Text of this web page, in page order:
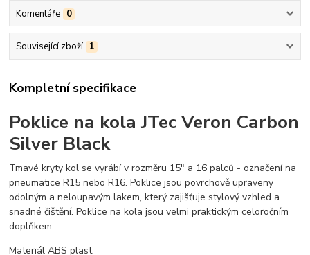
Komentáře 0
Související zboží 1
Kompletní specifikace
Poklice na kola JTec Veron Carbon
Silver Black
Tmavé kryty kol se vyrábí v rozměru 15" a 16 palců - označení na
pneumatice R15 nebo R16. Poklice jsou povrchově upraveny
odolným a neloupavým lakem, který zajišťuje stylový vzhled a
snadné čištění. Poklice na kola jsou velmi praktickým celoročním
doplňkem.
Materiál ABS plast.